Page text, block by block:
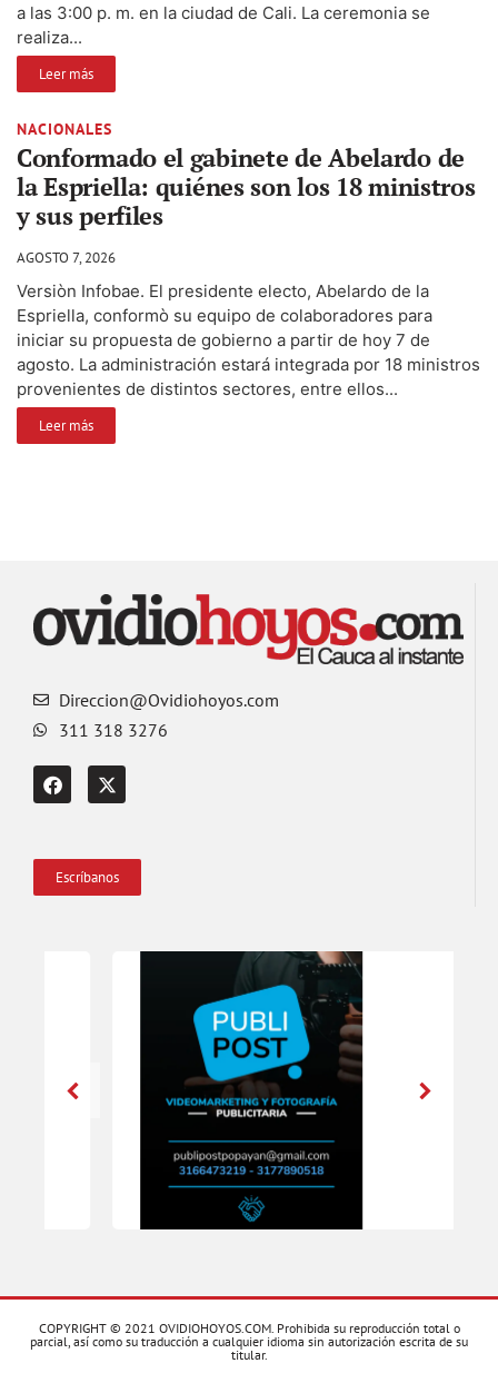
a las 3:00 p. m. en la ciudad de Cali. La ceremonia se
realiza...
Leer más
NACIONALES
Conformado el gabinete de Abelardo de
la Espriella: quiénes son los 18 ministros
y sus perfiles
AGOSTO 7, 2026
Versiòn Infobae. El presidente electo, Abelardo de la
Espriella, conformò su equipo de colaboradores para
iniciar su propuesta de gobierno a partir de hoy 7 de
agosto. La administración estará integrada por 18 ministros
provenientes de distintos sectores, entre ellos...
Leer más
Direccion@Ovidiohoyos.com
311 318 3276
Escríbanos
COPYRIGHT © 2021 OVIDIOHOYOS.COM. Prohibida su reproducción total o
parcial, así como su traducción a cualquier idioma sin autorización escrita de su
titular.